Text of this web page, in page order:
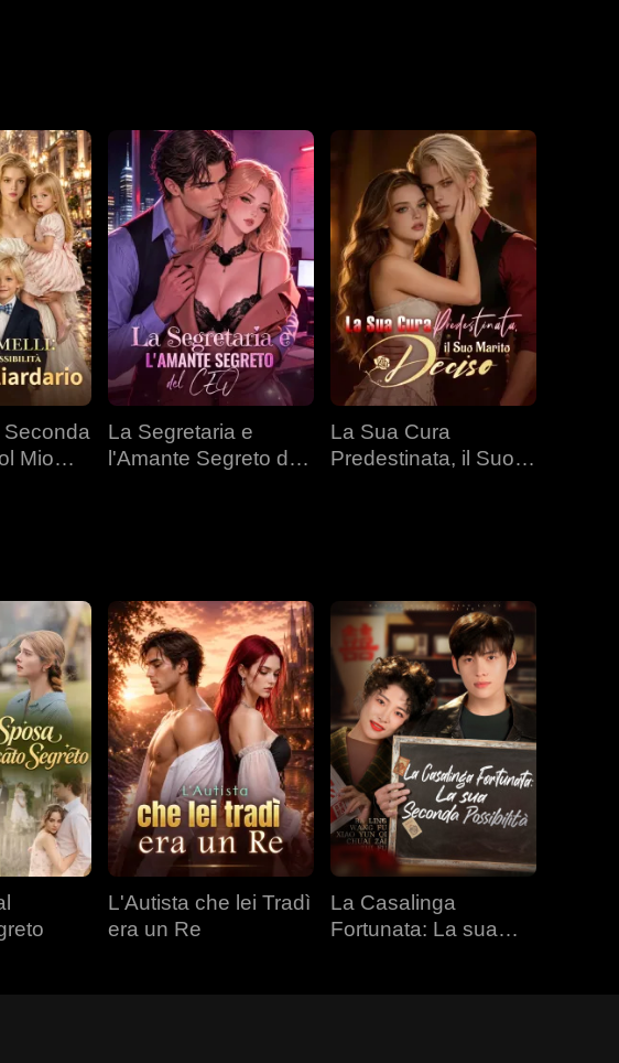
Seconda
Mio
La Segretaria e
l'Amante Segreto del
La Sua Cura
Predestinata, il Suo
L'Autista che lei Tradì
era un Re
La Casalinga
Fortunata: La sua